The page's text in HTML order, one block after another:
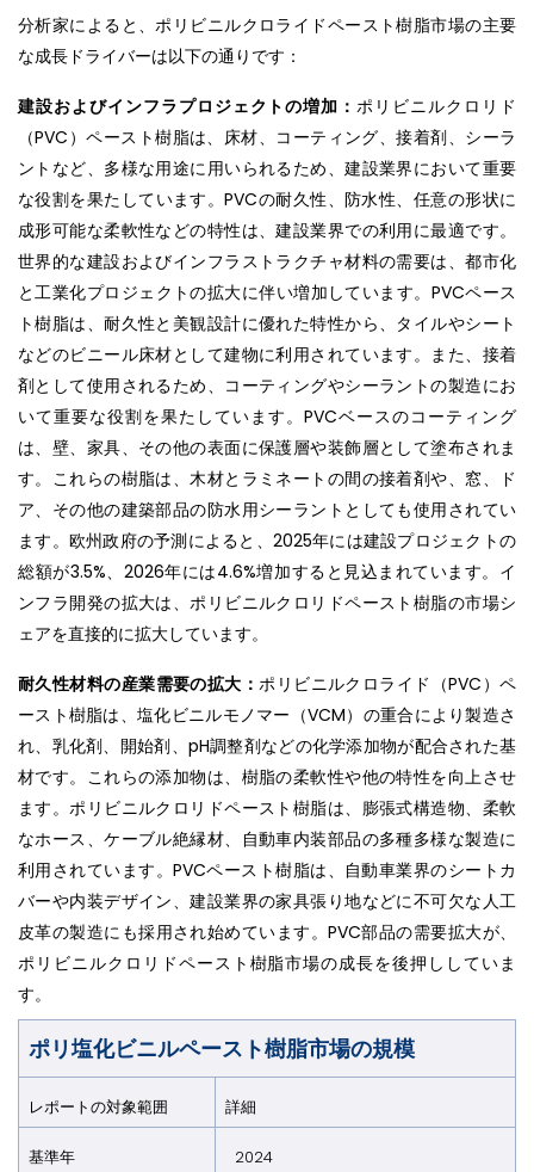
分析家によると、ポリビニルクロライドペースト樹脂市場の主要
な成長ドライバーは以下の通りです：
建設およびインフラプロジェクトの増加：ポリビニルクロリド
（PVC）ペースト樹脂は、床材、コーティング、接着剤、シーラ
ントなど、多様な用途に用いられるため、建設業界において重要
な役割を果たしています。PVCの耐久性、防水性、任意の形状に
成形可能な柔軟性などの特性は、建設業界での利用に最適です。
世界的な建設およびインフラストラクチャ材料の需要は、都市化
と工業化プロジェクトの拡大に伴い増加しています。PVCペース
ト樹脂は、耐久性と美観設計に優れた特性から、タイルやシート
などのビニール床材として建物に利用されています。また、接着
剤として使用されるため、コーティングやシーラントの製造にお
いて重要な役割を果たしています。PVCベースのコーティング
は、壁、家具、その他の表面に保護層や装飾層として塗布されま
す。これらの樹脂は、木材とラミネートの間の接着剤や、窓、ド
ア、その他の建築部品の防水用シーラントとしても使用されてい
ます。欧州政府の予測によると、2025年には建設プロジェクトの
総額が3.5%、2026年には4.6%増加すると見込まれています。イ
ンフラ開発の拡大は、ポリビニルクロリドペースト樹脂の市場シ
ェアを直接的に拡大しています。
耐久性材料の産業需要の拡大：ポリビニルクロライド（PVC）ペ
ースト樹脂は、塩化ビニルモノマー（VCM）の重合により製造さ
れ、乳化剤、開始剤、pH調整剤などの化学添加物が配合された基
材です。これらの添加物は、樹脂の柔軟性や他の特性を向上させ
ます。ポリビニルクロリドペースト樹脂は、膨張式構造物、柔軟
なホース、ケーブル絶縁材、自動車内装部品の多種多様な製造に
利用されています。PVCペースト樹脂は、自動車業界のシートカ
バーや内装デザイン、建設業界の家具張り地などに不可欠な人工
皮革の製造にも採用され始めています。PVC部品の需要拡大が、
ポリビニルクロリドペースト樹脂市場の成長を後押ししていま
す。
ポリ塩化ビニルペースト樹脂市場の規模
レポートの対象範囲 詳細
基準年 2024